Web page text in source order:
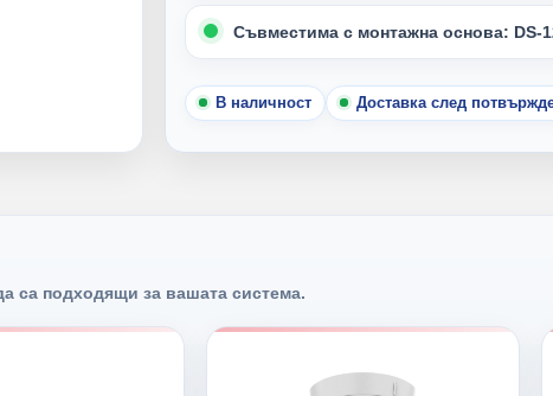
Съвместима с монтажна основа: DS-
В наличност Доставка след
са подходящи за вашата система.